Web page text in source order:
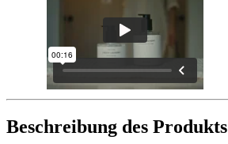
Beschreibung des Produkts